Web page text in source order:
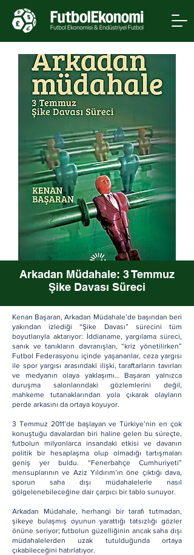
Arkadan Müdahale: 3 Temmuz
Şike Davası Süreci
Kenan Başaran, Arkadan Müdahale’de başından beri
yakından izlediği “Şike Davası” sürecini tüm
boyutlarıyla aktarıyor: İddianame, yargılama süreci,
sanık ve tanıkların davranışları, “kriz yönetilirken”
Futbol Federasyonu içinde yaşananlar, ceza yargısı
ile spor yargısı arasındaki ilişki, taraftarların tavırları
ve medyanın olaya yaklaşımı… Başaran yalnızca
duruşma salonlarındaki gözlemlerini değil,
mahkeme tutanaklarından yola çıkarak olayların
perde arkasını da ortaya koyuyor.
3 Temmuz 2011’de başlayan ve Türkiye’nin en çok
konuştuğu davalardan biri haline gelen bu süreçte,
futbolun milyonlarca insandaki etkisi ve davanın
politik bir hesaplaşma olup olmadığı tartışmaları
geniş yer buldu. “Fenerbahçe Cumhuriyeti”
mensuplarının ve Aziz Yıldırım’ın öne çıktığı dava,
sporun saha dışı müdahalelerle nasıl
gölgelenebileceğine dair çarpıcı bir tablo sunuyor.
Arkadan Müdahale, herhangi bir tarafı tutmadan,
şikeye bulaşmış oyunun yarattığı tatsızlığı gözler
önüne seriyor; futbolun güzelliğinin ancak saha dışı
müdahalelerden uzak tutulduğunda ortaya
çıkabileceğini hatırlatıyor.